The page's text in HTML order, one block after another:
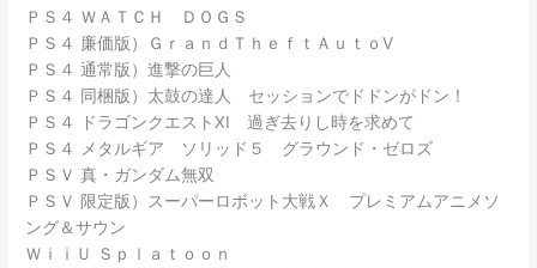
ＰＳ４ ＷＡＴＣＨ ＤＯＧＳ
ＰＳ４ 廉価版）ＧｒａｎｄＴｈｅｆｔＡｕｔｏⅤ
ＰＳ４ 通常版）進撃の巨人
ＰＳ４ 同梱版）太鼓の達人 セッションでドドンがドン！
ＰＳ４ ドラゴンクエストⅩⅠ 過ぎ去りし時を求めて
ＰＳ４ メタルギア ソリッド５ グラウンド・ゼロズ
ＰＳＶ 真・ガンダム無双
ＰＳＶ 限定版）スーパーロボット大戦Ｘ プレミアムアニメソ
ング＆サウン
ＷｉｉＵ Ｓｐｌａｔｏｏｎ